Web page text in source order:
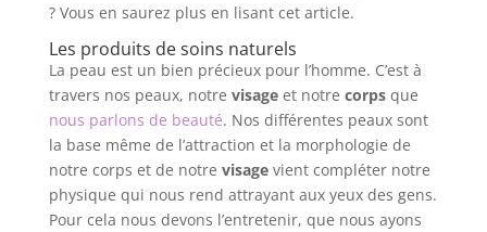
? Vous en saurez plus en lisant cet article.
Les produits de soins naturels
La peau est un bien précieux pour l’homme. C’est à
travers nos peaux, notre visageet notre corps que
nous parlons de beauté. Nos différentes peaux sont
la base même de l’attraction et la morphologie de
notre corps et de notre visagevient compléter notre
physique qui nous rend attrayant aux yeux des gens.
Pour cela nous devons l’entretenir, que nous ayons